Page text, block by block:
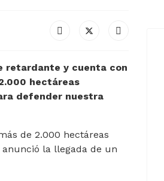
retardante y cuenta con
hectáreas
defender nuestra
de 2.000 hectáreas
la llegada de un